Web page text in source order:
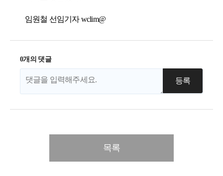
임원철 선임기자 wclim@​
0개의 댓글
목록